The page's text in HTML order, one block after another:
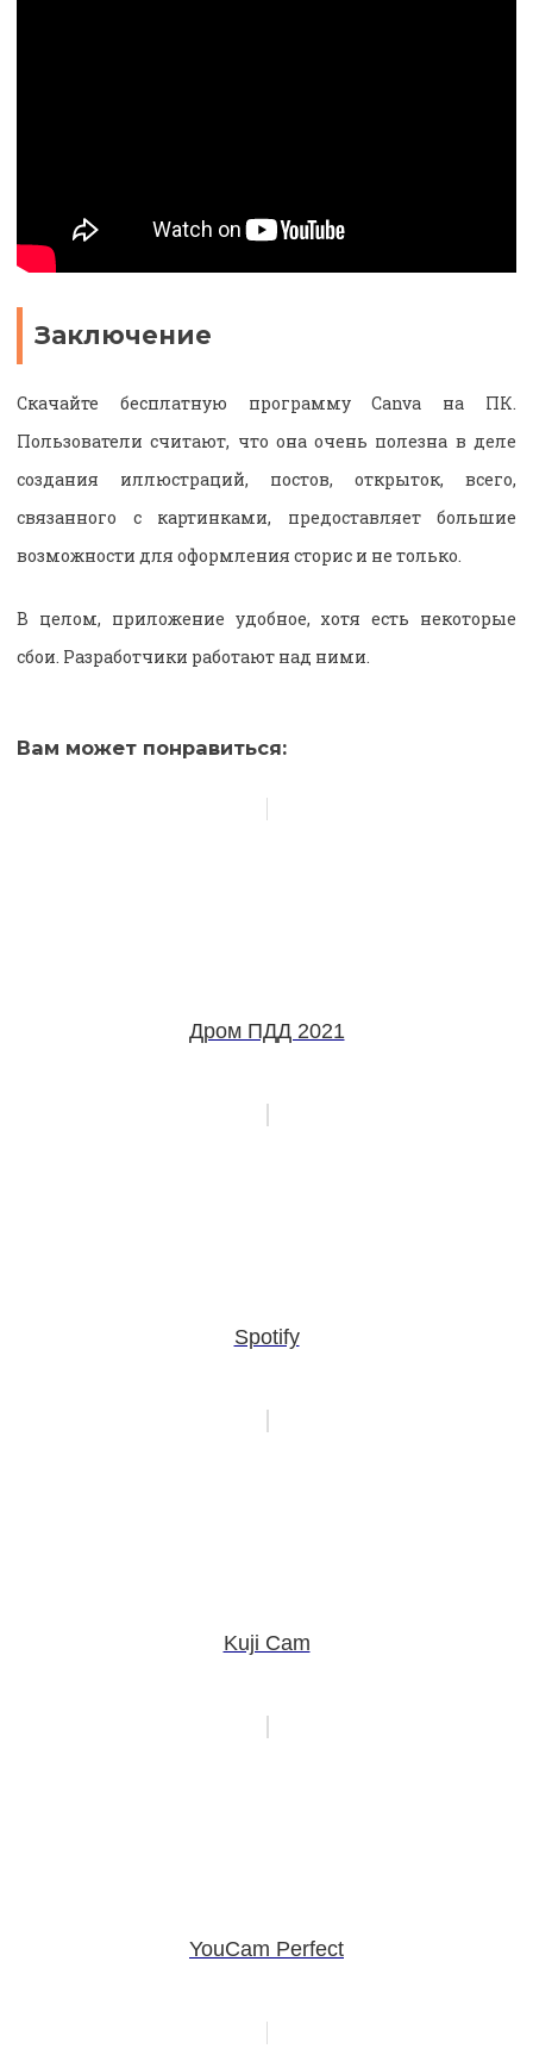
Заключение
Скачайте бесплатную программу Canva на ПК.
Пользователи считают, что она очень полезна в деле
создания иллюстраций, постов, открыток, всего,
связанного с картинками, предоставляет большие
возможности для оформления сторис и не только.
В целом, приложение удобное, хотя есть некоторые
сбои. Разработчики работают над ними.
Вам может понравиться:
Дром ПДД 2021
Spotify
Kuji Cam
YouCam Perfect